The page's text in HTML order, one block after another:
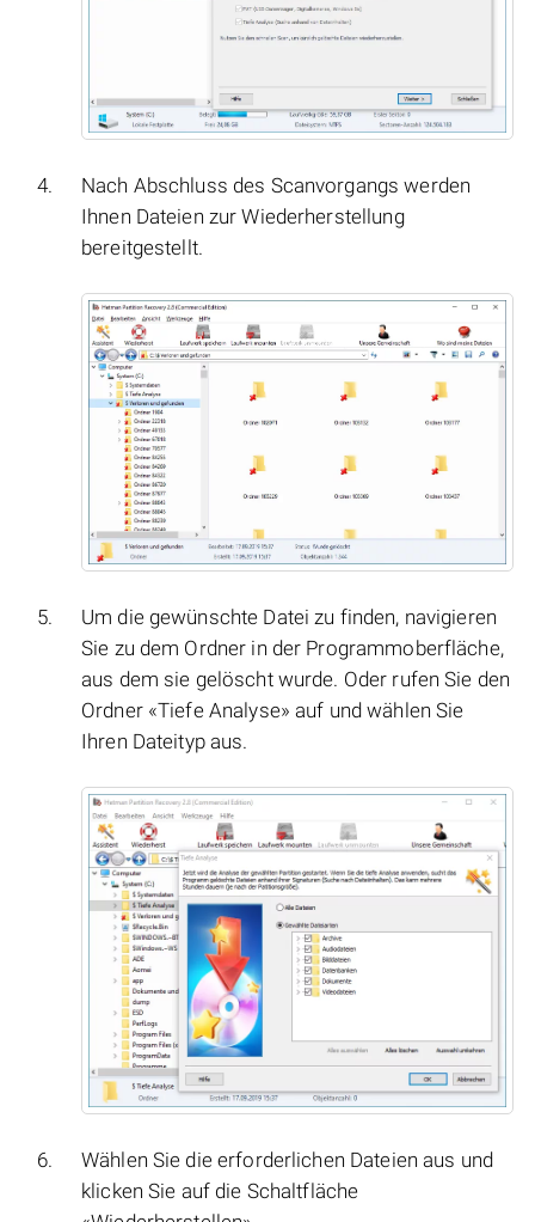
Nach Abschluss des Scanvorgangs werden
Ihnen Dateien zur Wiederherstellung
bereitgestellt.
Um die gewünschte Datei zu finden, navigieren
Sie zu dem Ordner in der Programmoberfläche,
aus dem sie gelöscht wurde. Oder rufen Sie den
Ordner «Tiefe Analyse» auf und wählen Sie
Ihren Dateityp aus.
Wählen Sie die erforderlichen Dateien aus und
klicken Sie auf die Schaltfläche